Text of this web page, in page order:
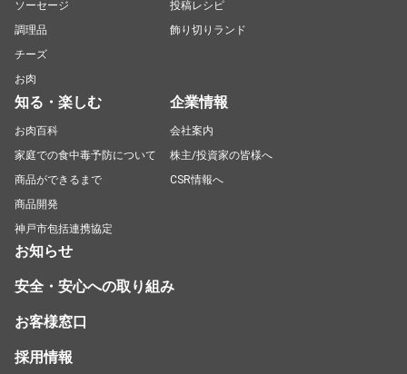
ソーセージ
調理品
チーズ
お肉
投稿レシピ
飾り切りランド
知る・楽しむ
お肉百科
家庭での食中毒予防について
商品ができるまで
商品開発
神戸市包括連携協定
企業情報
会社案内
株主/投資家の皆様へ
CSR情報へ
お知らせ
安全・安心への取り組み
お客様窓口
採用情報